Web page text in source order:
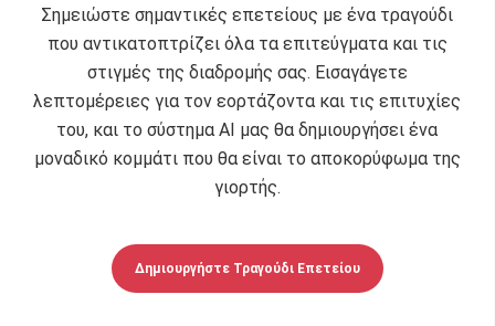
Σημειώστε σημαντικές επετείους με ένα τραγούδι
που αντικατοπτρίζει όλα τα επιτεύγματα και τις
στιγμές της διαδρομής σας. Εισαγάγετε
λεπτομέρειες για τον εορτάζοντα και τις επιτυχίες
του, και το σύστημα AI μας θα δημιουργήσει ένα
μοναδικό κομμάτι που θα είναι το αποκορύφωμα της
γιορτής.
Δημιουργήστε Τραγούδι Επετείου